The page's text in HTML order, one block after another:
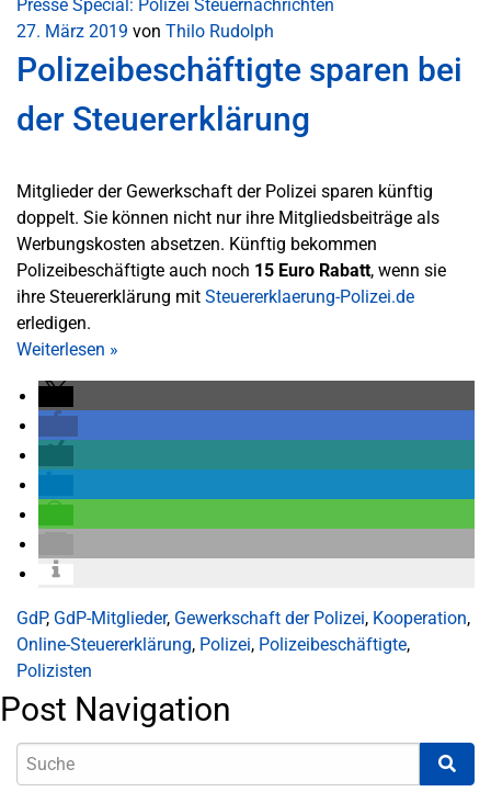
Presse Special: Polizei Steuernachrichten
27. März 2019 von Thilo Rudolph
Polizeibeschäftigte sparen bei
der Steuererklärung
Mitglieder der Gewerkschaft der Polizei sparen künftig
doppelt. Sie können nicht nur ihre Mitgliedsbeiträge als
Werbungskosten absetzen. Künftig bekommen
Polizeibeschäftigte auch noch 15 Euro Rabatt, wenn sie
ihre Steuererklärung mit Steuererklaerung-Polizei.de
erledigen.
Weiterlesen »
GdP, GdP-Mitglieder, Gewerkschaft der Polizei, Kooperation,
Online-Steuererklärung, Polizei, Polizeibeschäftigte,
Polizisten
Post Navigation